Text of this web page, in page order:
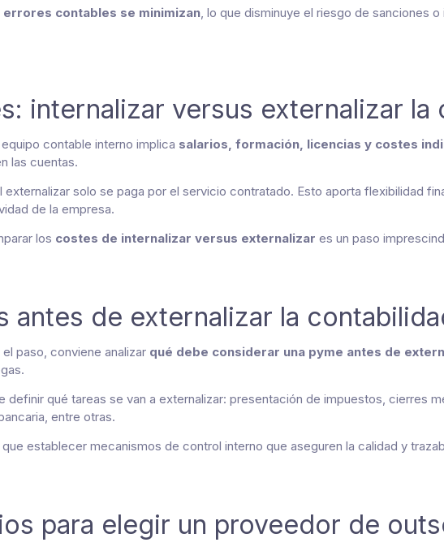
errores contables se minimizan, lo que disminuye el riesgo de sanciones
internalizar versus externalizar la
contable interno implica salarios, formación, licencias y costes
las cuentas.
externalizar solo se paga por el servicio contratado. Esto aporta flexibilidad
de la empresa.
los costes de internalizar versus externalizar es un paso
antes de externalizar la
paso, conviene analizar qué debe considerar una pyme antes de
definir qué tareas se van a externalizar: presentación de impuestos, cierres
entre otras.
que establecer mecanismos de control interno que aseguren la calidad y
para elegir un proveedor de